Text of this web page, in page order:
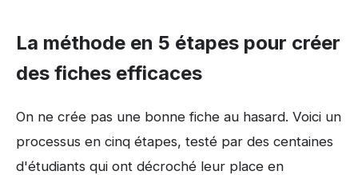
La méthode en 5 étapes pour créer
des fiches efficaces
On ne crée pas une bonne fiche au hasard. Voici un
processus en cinq étapes, testé par des centaines
d'étudiants qui ont décroché leur place en